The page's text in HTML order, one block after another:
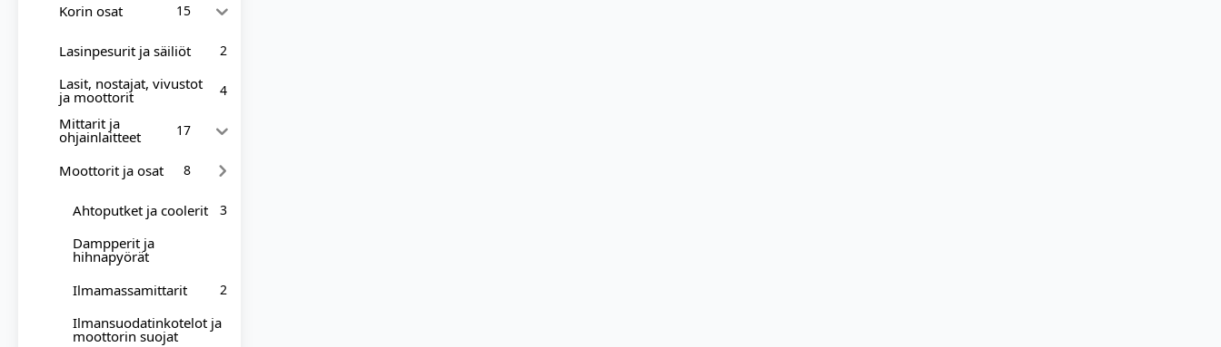
Korin osat 15
Lasinpesurit ja säiliöt 2
Lasit, nostajat, vivustot
ja moottorit 4
Mittarit ja
ohjainlaitteet 17
Moottorit ja osat 8
Ahtoputket ja coolerit 3
Dampperit ja
hihnapyörät
Ilmamassamittarit
2
Ilmansuodatinkotelot ja
moottorin suojat